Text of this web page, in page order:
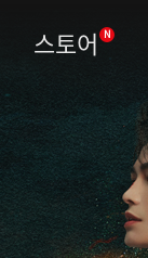
스토어 N